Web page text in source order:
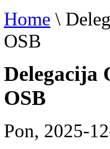
Home \
OSB
Delegacija
OSB
Pon, 2025-